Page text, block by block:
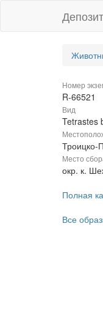
Номер
R-66521
Вид
Tetrastes
Троицко-
Место
окр. к.
Полная
Все